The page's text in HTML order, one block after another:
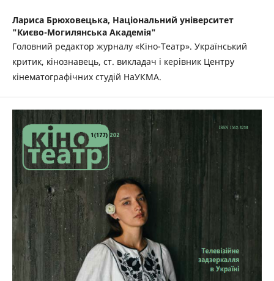
Лариса Брюховецька, Національний університет
"Києво-Могилянська Академія"
Головний редактор журналу «Кіно-Театр». Український
критик, кінознавець, ст. викладач і керівник Центру
кінематографічних студій НаУКМА.